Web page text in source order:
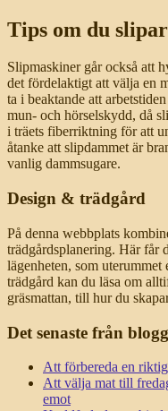
Tips om du
Slipmaskiner går också att
det fördelaktigt att välja en
ta i beaktande att
mun- och hörselskydd, då
i träets fiberriktning för att
åtanke att slipdammet är
vanlig dammsugare.
Design & trädgård
På denna webbplats
trädgårdsplanering. Här får
lägenheten, som
trädgård kan du läsa om
gräsmattan, till hur du
Det senaste från
Att förbereda en
Att välja mat till
emot